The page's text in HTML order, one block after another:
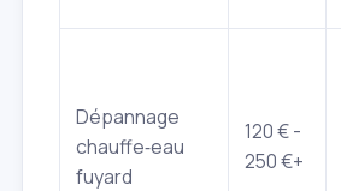
Dépannage
chauffe‑eau
fuyard
120 € -
250 €+